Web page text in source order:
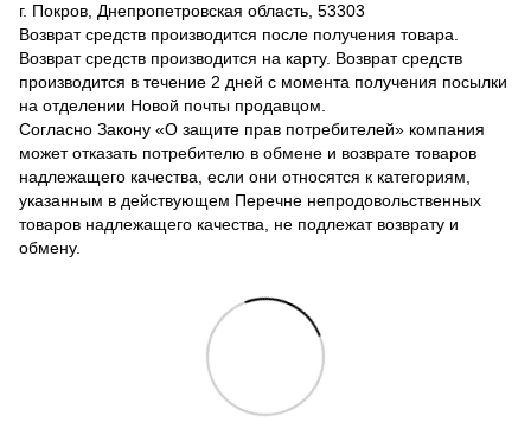
г. Покров, Днепропетровская область, 53303
Возврат средств производится после получения товара.
Возврат средств производится на карту. Возврат средств
производится в течение 2 дней с момента получения посылки
на отделении Новой почты продавцом.
Согласно Закону «О защите прав потребителей» компания
может отказать потребителю в обмене и возврате товаров
надлежащего качества, если они относятся к категориям,
указанным в действующем Перечне непродовольственных
товаров надлежащего качества, не подлежат возврату и
обмену.